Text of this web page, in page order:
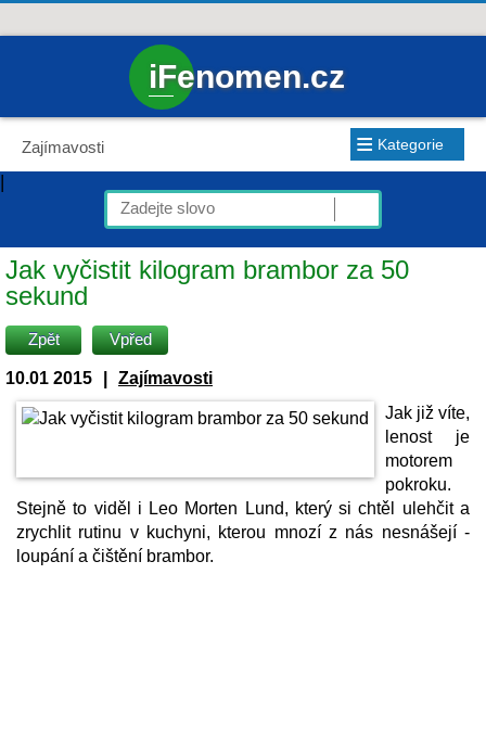
iFenomen.cz
Zajímavosti ≡ Kategorie
|
Jak vyčistit kilogram brambor za 50
sekund
Zpět Vpřed
10.01 2015
Zajímavosti
Jak již víte,
lenost je
motorem
pokroku.
Stejně to viděl i Leo Morten Lund, který si chtěl ulehčit a
zrychlit rutinu v kuchyni, kterou mnozí z nás nesnášejí -
loupání a čištění brambor.